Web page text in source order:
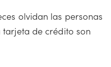
olvidan las personas
de crédito son